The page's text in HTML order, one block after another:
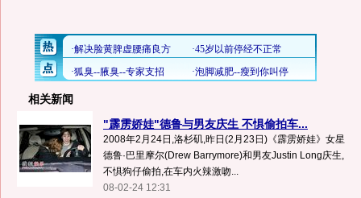
相关新闻
"霹雳娇娃"德鲁与男友庆生 不惧偷拍车...
2008年2月24日,洛杉矶,昨日(2月23日)《霹雳娇娃》女星
德鲁·巴里摩尔(Drew Barrymore)和男友Justin Long庆生,
不惧狗仔偷拍,在车内火辣激吻...
08-02-24 12:31